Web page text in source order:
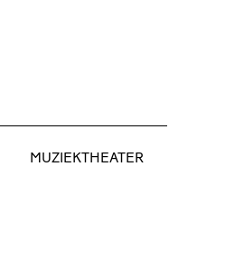
MUZIEKTHEATER